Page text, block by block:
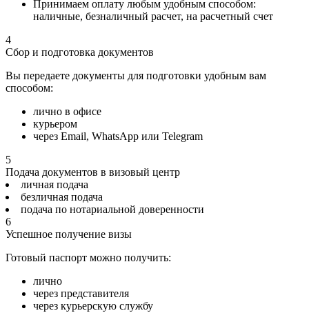
Принимаем оплату любым удобным способом:
наличные, безналичный расчет, на расчетный счет
4
Сбор и подготовка документов
Вы передаете документы для подготовки удобным вам
способом:
лично в офисе
курьером
через Email, WhatsApp или Telegram
5
Подача документов в визовый центр
личная подача
безличная подача
подача по нотариальной доверенности
6
Успешное получение визы
Готовый паспорт можно получить:
лично
через представителя
через курьерскую службу